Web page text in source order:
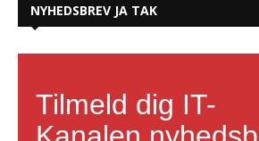
NYHEDSBREV JA TAK